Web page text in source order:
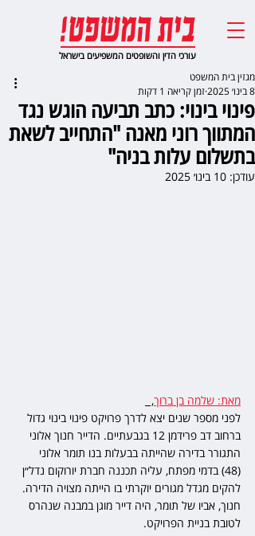
עורכי הדין והשופטים המשפיעים בישראל
פינוי בינוי: כתב תביעה הוגש נגד
המתווך רוני מאנה "התחייב לשאת
בתשלום עלות בניה"
מגזין בית המשפט
8 בינו׳ 2025
זמן קריאה 1 דקות
עודכן: 10 בינו׳ 2025
מאת: שלמה בן ברוך,
לפני מספר שנים יצא לדרך פרויקט פינוי בינוי גדול
ברחוב דב פרידמן 12 בגבעתיים. הדייר חנוך אלוני
התגורר בדירה שהייתה בבעלות בנו תומר אלוני
(48) בדמי מפתח, עליה תכננה חברת יורוקום נדל״ן
להקים מגדל מגורים יוקרתי בו הייתה מצויה הדירה.
חנוך, אביו של תומר, היה דייר מוגן במבנה שנהרס
לטובת בניית הפרויקט.